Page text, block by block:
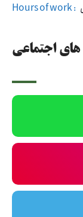
های اجتماعی
Hours of work :